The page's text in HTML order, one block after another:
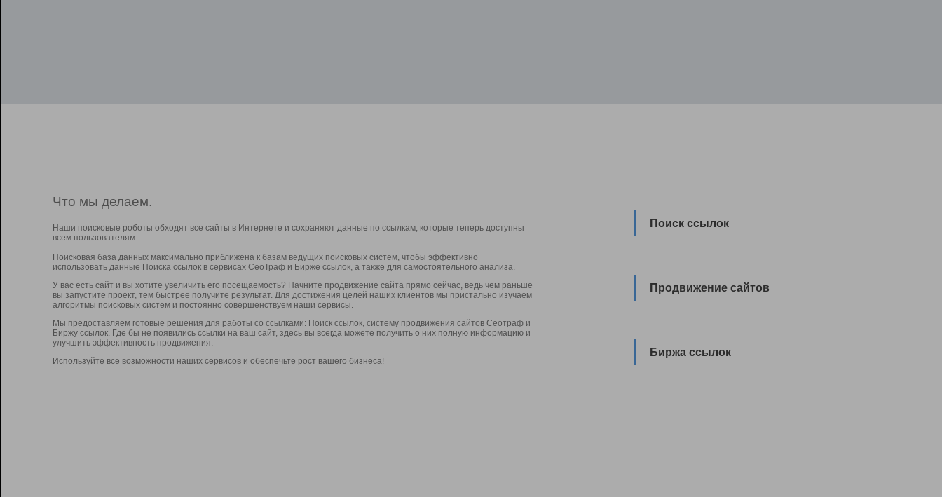
Что мы делаем.
Наши поисковые роботы обходят все сайты в Интернете и сохраняют данные по ссылкам, которые теперь доступны
всем пользователям.
Поисковая база данных максимально приближена к базам ведущих поисковых систем, чтобы эффективно
использовать данные Поиска ссылок в сервисах СеоТраф и Бирже ссылок, а также для самостоятельного анализа.
У вас есть сайт и вы хотите увеличить его посещаемость? Начните продвижение сайта прямо сейчас, ведь чем раньше
вы запустите проект, тем быстрее получите результат. Для достижения целей наших клиентов мы пристально изучаем
алгоритмы поисковых систем и постоянно совершенствуем наши сервисы.
Мы предоставляем готовые решения для работы со ссылками: Поиск ссылок, систему продвижения сайтов Сеотраф и
Биржу ссылок. Где бы не появились ссылки на ваш сайт, здесь вы всегда можете получить о них полную информацию и
улучшить эффективность продвижения.
Используйте все возможности наших сервисов и обеспечьте рост вашего бизнеса!
Поиск ссылок
Продвижение сайтов
Биржа ссылок